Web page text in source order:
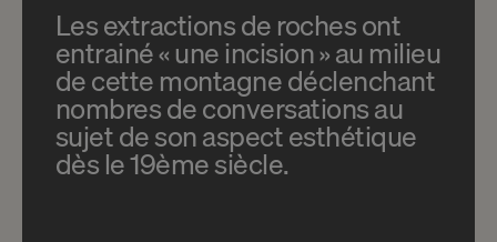
Les extractions de roches ont
entrainé « une incision » au milieu
de cette montagne déclenchant
nombres de conversations au
sujet de son aspect esthétique
dès le 19ème siècle.